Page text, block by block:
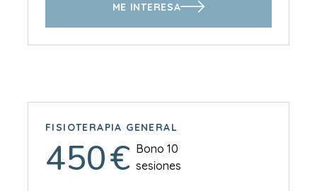
ME INTERESA
FISIOTERAPIA GENERAL
450€ Bono 10
sesiones